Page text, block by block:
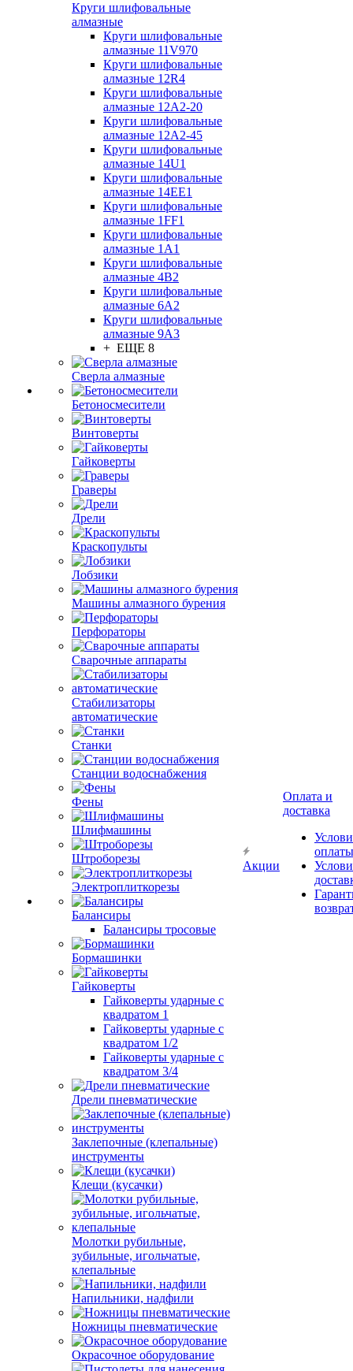
Круги шлифовальные
алмазные
Круги шлифовальные
алмазные 11V970
Круги шлифовальные
алмазные 12R4
Круги шлифовальные
алмазные 12А2-20
Круги шлифовальные
алмазные 12А2-45
Круги шлифовальные
алмазные 14U1
Круги шлифовальные
алмазные 14ЕЕ1
Круги шлифовальные
алмазные 1FF1
Круги шлифовальные
алмазные 1А1
Круги шлифовальные
алмазные 4В2
Круги шлифовальные
алмазные 6A2
Круги шлифовальные
алмазные 9А3
+ ЕЩЕ 8
Сверла алмазные
Бетоносмесители
Винтоверты
Гайковерты
Граверы
Дрели
Краскопульты
Лобзики
Машины алмазного бурения
Перфораторы
Сварочные аппараты
Стабилизаторы
автоматические
Станки
Станции водоснабжения
Фены
Шлифмашины
Штроборезы
Электроплиткорезы
Балансиры
Балансиры тросовые
Бормашинки
Гайковерты
Гайковерты ударные с
квадратом 1
Гайковерты ударные с
квадратом 1/2
Гайковерты ударные с
квадратом 3/4
Дрели пневматические
Заклепочные (клепальные)
инструменты
Клещи (кусачки)
Молотки рубильные,
зубильные, игольчатые,
клепальные
Напильники, надфили
Ножницы пневматические
Окрасочное оборудование
Акции
Оплата и
доставка
оплаты